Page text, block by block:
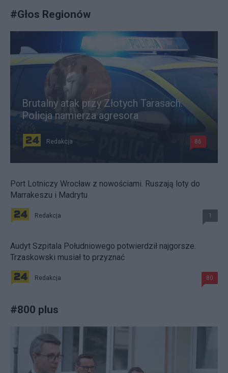
#Głos Regionów
Brutalny atak przy Złotych Tarasach.
Policja namierza agresora
Redakcja 86
Port Lotniczy Wrocław z nowościami. Ruszają loty do
Marrakeszu i Madrytu
Redakcja 1
Audyt Szpitala Południowego potwierdził najgorsze.
Trzaskowski musiał to przyznać
Redakcja 80
#800 plus